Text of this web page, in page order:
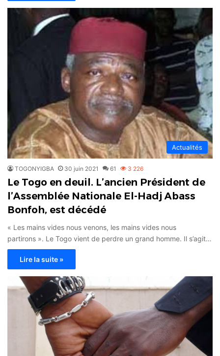
Actualités
TOGONYIGBA 30 juin 2021 61 3 226
Le Togo en deuil. L’ancien Président de
l’Assemblée Nationale El-Hadj Abass
Bonfoh, est décédé
« Les mains vides nous venons, les mains vides nous
partirons ». Le Togo vient de perdre un grand homme. Il s’agit…
Lire la suite »